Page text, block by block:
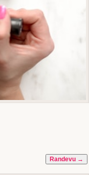
Randevu →